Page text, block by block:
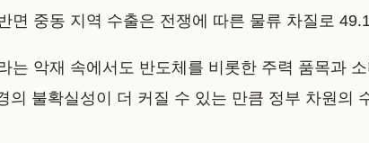
중동 지역 수출은 전쟁에 따른 물류 차질로
악재 속에서도 반도체를 비롯한 주력 품목과
불확실성이 더 커질 수 있는 만큼 정부 차원의